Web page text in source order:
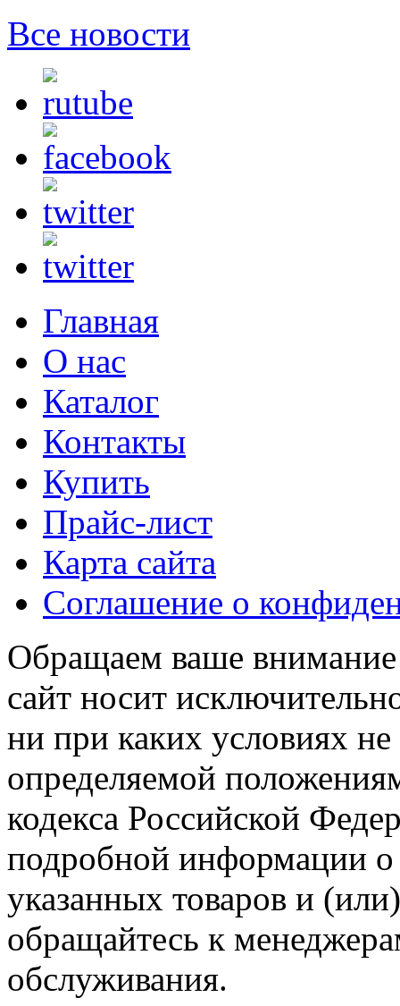
Все новости
Главная
О нас
Каталог
Контакты
Купить
Прайс-лист
Карта сайта
Соглашение о
Обращаем ваше
сайт носит
ни при каких условиях
определяемой
кодекса Российской
подробной информации
указанных товаров и
обращайтесь к
обслуживания.